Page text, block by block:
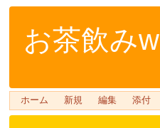
お茶飲み
ホーム 新規 編集 添付